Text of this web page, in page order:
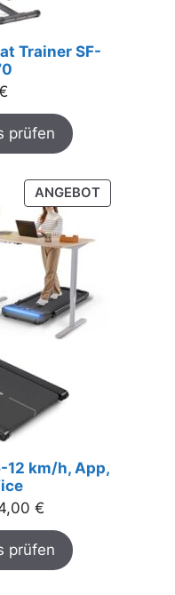
Trainer SF-
prüfen
ANGEBOTPRODUKT
IM
12 km/h, App,
€
€Aktueller
Preis
ist:
254,00 €.
prüfen